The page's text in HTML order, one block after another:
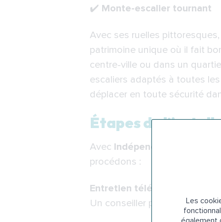
Les
✔️ Monte-escalier tournant
Avec ses ruelles
patrimoine unique où il fait
centre-ville ou dans un
escaliers adaptés à toutes
déplacer en toute sécurité
Étapes de
Avec Indépendance Royale
procédons :
Entretien téléphonique
Un conseiller prend contact